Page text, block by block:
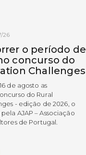
26
o período de
concurso do
Challenges
de agosto as
do Rural
- edição de 2026, o
AJAP – Associação
de Portugal.